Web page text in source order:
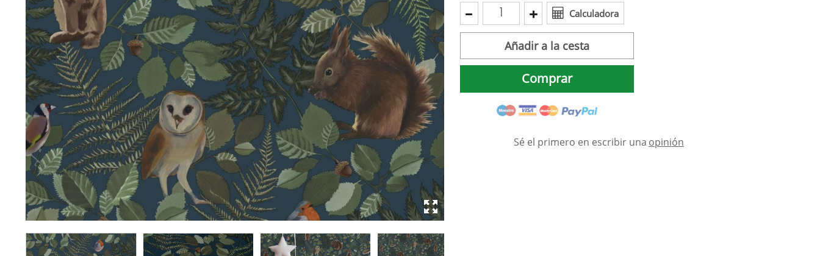
Calculadora
Añadir a la cesta
Comprar
Sé el primero en escribir una opinión